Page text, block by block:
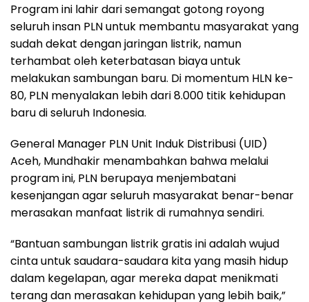
Program ini lahir dari semangat gotong royong
seluruh insan PLN untuk membantu masyarakat yang
sudah dekat dengan jaringan listrik, namun
terhambat oleh keterbatasan biaya untuk
melakukan sambungan baru. Di momentum HLN ke-
80, PLN menyalakan lebih dari 8.000 titik kehidupan
baru di seluruh Indonesia.
General Manager PLN Unit Induk Distribusi (UID)
Aceh, Mundhakir menambahkan bahwa melalui
program ini, PLN berupaya menjembatani
kesenjangan agar seluruh masyarakat benar-benar
merasakan manfaat listrik di rumahnya sendiri.
“Bantuan sambungan listrik gratis ini adalah wujud
cinta untuk saudara-saudara kita yang masih hidup
dalam kegelapan, agar mereka dapat menikmati
terang dan merasakan kehidupan yang lebih baik,”